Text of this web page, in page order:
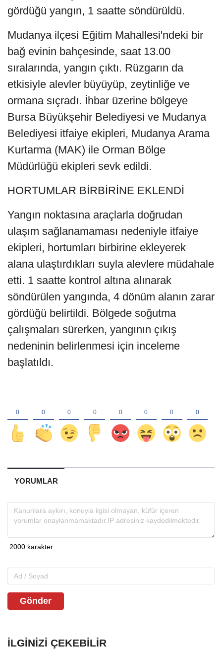
gördüğü yangın, 1 saatte söndürüldü.
Mudanya ilçesi Eğitim Mahallesi'ndeki bir
bağ evinin bahçesinde, saat 13.00
sıralarında, yangın çıktı. Rüzgarın da
etkisiyle alevler büyüyüp, zeytinliğe ve
ormana sıçradı. İhbar üzerine bölgeye
Bursa Büyükşehir Belediyesi ve Mudanya
Belediyesi itfaiye ekipleri, Mudanya Arama
Kurtarma (MAK) ile Orman Bölge
Müdürlüğü ekipleri sevk edildi.
HORTUMLAR BİRBİRİNE EKLENDİ
Yangın noktasına araçlarla doğrudan
ulaşım sağlanamaması nedeniyle itfaiye
ekipleri, hortumları birbirine ekleyerek
alana ulaştırdıkları suyla alevlere müdahale
etti. 1 saatte kontrol altına alınarak
söndürülen yangında, 4 dönüm alanın zarar
gördüğü belirtildi. Bölgede soğutma
çalışmaları sürerken, yangının çıkış
nedeninin belirlenmesi için inceleme
başlatıldı.
YORUMLAR
Gönder
İLGINIZI ÇEKEBILIR